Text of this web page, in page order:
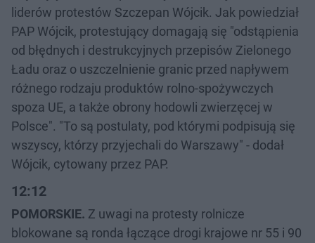
liderów protestów Szczepan Wójcik. Jak powiedział
PAP Wójcik, protestujący domagają się "odstąpienia
od błędnych i destrukcyjnych przepisów Zielonego
Ładu oraz o uszczelnienie granic przed napływem
różnego rodzaju produktów rolno-spożywczych
spoza UE, a także obrony hodowli zwierzęcej w
Polsce". "To są postulaty, pod którymi podpisują się
wszyscy, którzy przyjechali do Warszawy" - dodał
Wójcik, cytowany przez PAP.
12:12
POMORSKIE. Z uwagi na protesty rolnicze
blokowane są ronda łączące drogi krajowe nr 55 i 90